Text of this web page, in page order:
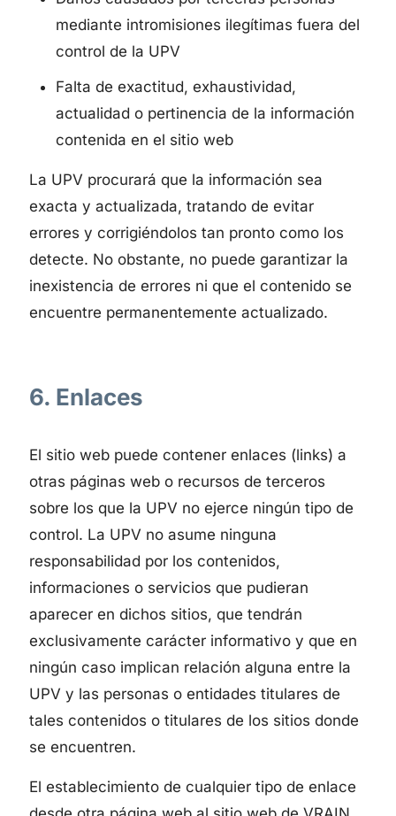
mediante intromisiones ilegítimas fuera del
control de la UPV
Falta de exactitud, exhaustividad,
actualidad o pertinencia de la información
contenida en el sitio web
La UPV procurará que la información sea
exacta y actualizada, tratando de evitar
errores y corrigiéndolos tan pronto como los
detecte. No obstante, no puede garantizar la
inexistencia de errores ni que el contenido se
encuentre permanentemente actualizado.
6. Enlaces
El sitio web puede contener enlaces (links) a
otras páginas web o recursos de terceros
sobre los que la UPV no ejerce ningún tipo de
control. La UPV no asume ninguna
responsabilidad por los contenidos,
informaciones o servicios que pudieran
aparecer en dichos sitios, que tendrán
exclusivamente carácter informativo y que en
ningún caso implican relación alguna entre la
UPV y las personas o entidades titulares de
tales contenidos o titulares de los sitios donde
se encuentren.
El establecimiento de cualquier tipo de enlace